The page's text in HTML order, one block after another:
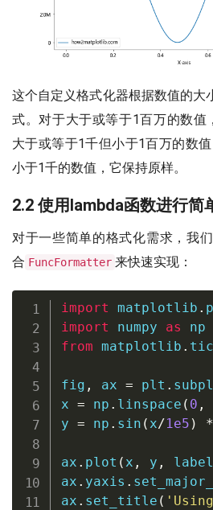
这个自定义格式化器根据数值的大
式。对于大于或等于1百万的数值
大于或等于1千但小于1百万的数
小于1千的数值，它保持原样。
2.2 使用lambda函数进行简
对于一些简单的格式化需求，我
合 FuncFormatter 来快速实现：
import matplotlib .
import numpy as
from matplotlib .
fig , ax = plt .
x = np . linspace ( 0 ,
y = np . sin ( x/1e5 ) *
ax . plot ( x , y , label
ax . yaxis .
ax . set_title (